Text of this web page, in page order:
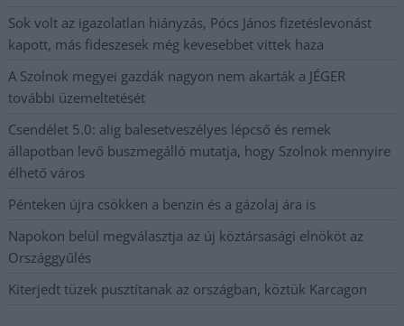
Sok volt az igazolatlan hiányzás, Pócs János fizetéslevonást
kapott, más fideszesek még kevesebbet vittek haza
A Szolnok megyei gazdák nagyon nem akarták a JÉGER
további üzemeltetését
Csendélet 5.0: alig balesetveszélyes lépcső és remek
állapotban levő buszmegálló mutatja, hogy Szolnok mennyire
élhető város
Pénteken újra csökken a benzin és a gázolaj ára is
Napokon belül megválasztja az új köztársasági elnököt az
Országgyűlés
Kiterjedt tüzek pusztítanak az országban, köztük Karcagon